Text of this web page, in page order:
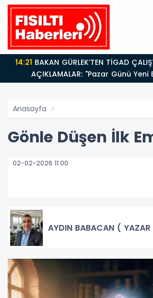
14:21
AÇIKLAMALAR: "Pazar Günü Yeni
Uyanacağız"
Anasayfa
Gönle Düşen İlk
02-02-2026 11:00
AYDIN BABACAN (